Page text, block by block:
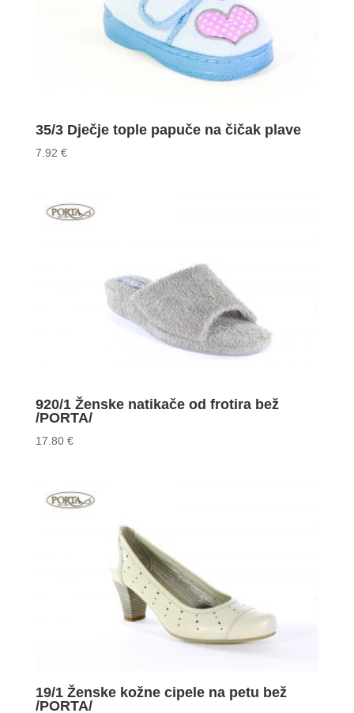
35/3 Dječje tople papuče na čičak plave
7.92 €
920/1 Ženske natikače od frotira bež
/PORTA/
17.80 €
19/1 Ženske kožne cipele na petu bež
/PORTA/